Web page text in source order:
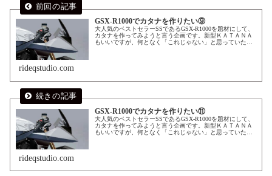
GSX-R1000でカタナを作りたい⑨
大人気のベストセラーSSであるGSX-R1000を題材にして、
カタナを作ってみようと言う企画です。新型ＫＡＴＡＮＡ
もいいですが、何となく「これじゃない」と思っていた方
rideqstudio.com
GSX-R1000でカタナを作りたい⑪
大人気のベストセラーSSであるGSX-R1000を題材にして、
カタナを作ってみようと言う企画です。新型ＫＡＴＡＮＡ
もいいですが、何となく「これじゃない」と思っていた方
rideqstudio.com